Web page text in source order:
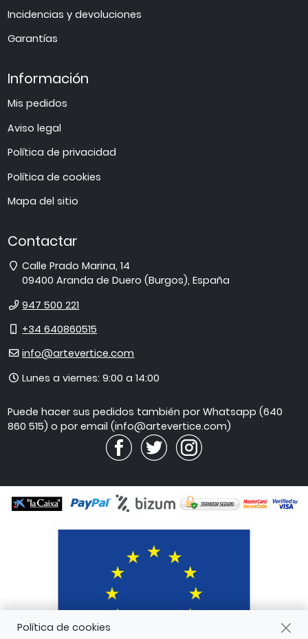
Incidencias y devoluciones
Garantías
Información
Mis pedidos
Aviso legal
Política de privacidad
Política de cookies
Mapa del sitio
Contactar
Dirección
Calle Prado Marina, 14
09400 Aranda de Duero (Burgos),España
Teléfono
947 500 221
Móvil
+34 640860515
E-
info@artevertice.com
Horario
atención
Lunes a viernes: 9:00 a 14:00
Puede hacer sus pedidos también por Whatsapp (640
860 515) o por email (info@artevertice.com)
Política de cookies